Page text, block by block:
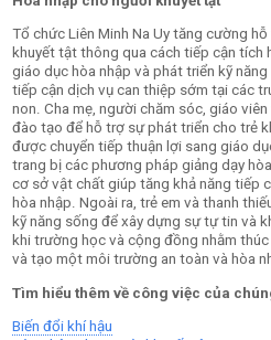
Tổ chức Liên Minh Na Uy tăng cường
khuyết tật thông qua cách tiếp cận tích
giáo dục hòa nhập và phát triển kỹ
tiếp cận dịch vụ can thiệp sớm tại các
non. Cha mẹ, người chăm sóc, giáo
đào tạo để hỗ trợ sự phát triển cho trẻ
được chuyển tiếp thuận lợi sang giáo
trang bị các phương pháp giảng dạy
cơ sở vật chất giúp tăng khả năng tiếp
hòa nhập. Ngoài ra, trẻ em và thanh
kỹ năng sống để xây dựng sự tự tin và
khi trường học và cộng đồng nhằm
và tạo một môi trường an toàn và hòa
Tìm hiểu thêm về công việc của
Biến đổi khí hậu